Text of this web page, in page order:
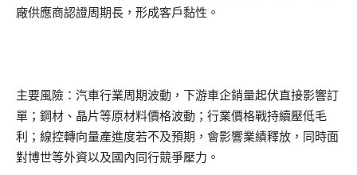
廠供應商認證周期長，形成客戶黏性。
主要風險：汽車行業周期波動，下游車企銷量起伏直接影響訂
單；鋼材、晶片等原材料價格波動；行業價格戰持續壓低毛
利；線控轉向量產進度若不及預期，會影響業績釋放，同時面
對博世等外資以及國內同行競爭壓力。